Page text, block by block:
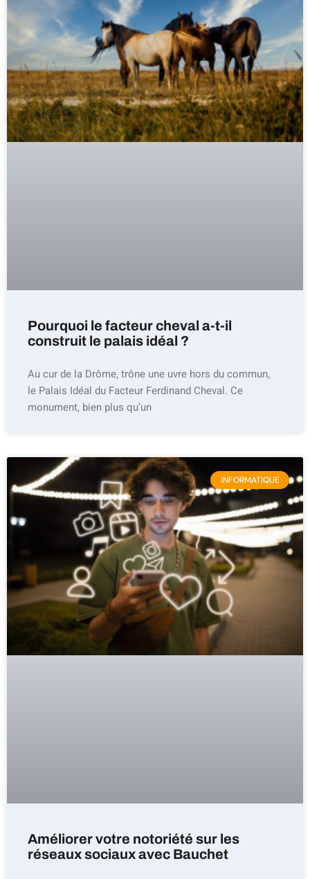
Pourquoi le facteur cheval a-t-il
construit le palais idéal ?
Au cur de la Drôme, trône une uvre hors du commun,
le Palais Idéal du Facteur Ferdinand Cheval. Ce
monument, bien plus qu’un
INFORMATIQUE
Améliorer votre notoriété sur les
réseaux sociaux avec Bauchet